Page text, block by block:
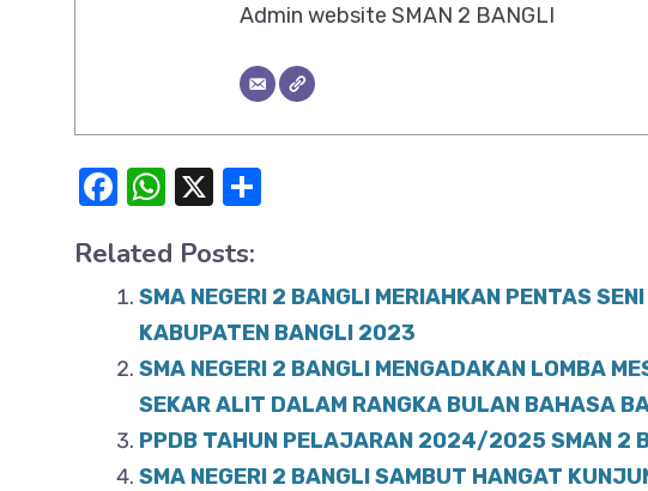
Admin website SMAN 2 BANGLI
F
c
e
o
o
k
W
at
s
A
p
p
X
e
Related Posts:
SMA NEGERI 2 BANGLI MERIAHKAN PENTAS
KABUPATEN BANGLI 2023
SMA NEGERI 2 BANGLI MENGADAKAN LOMBA
SEKAR ALIT DALAM RANGKA BULAN BAHASA
PPDB TAHUN PELAJARAN 2024/2025 SMAN 2
SMA NEGERI 2 BANGLI SAMBUT HANGAT